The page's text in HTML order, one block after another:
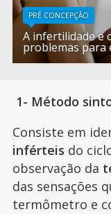
PRÉ CONCEPÇÃO
A infertilidade e
problemas para
1- Método
Consiste em
inférteis do
observação da
das sensações
termômetro e